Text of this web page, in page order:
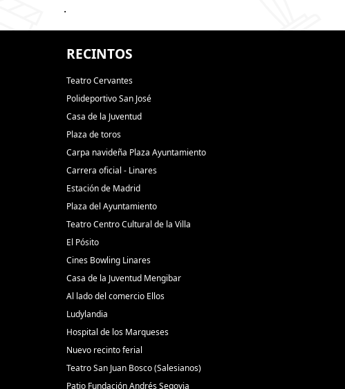
.
RECINTOS
Teatro Cervantes
Polideportivo San José
Casa de la Juventud
Plaza de toros
Carpa navideña Plaza Ayuntamiento
Carrera oficial - Linares
Estación de Madrid
Plaza del Ayuntamiento
Teatro Centro Cultural de la Villa
El Pósito
Cines Bowling Linares
Casa de la Juventud Mengibar
Al lado del comercio Ellos
Ludylandia
Hospital de los Marqueses
Nuevo recinto ferial
Teatro San Juan Bosco (Salesianos)
Patio Fundación Andrés Segovia